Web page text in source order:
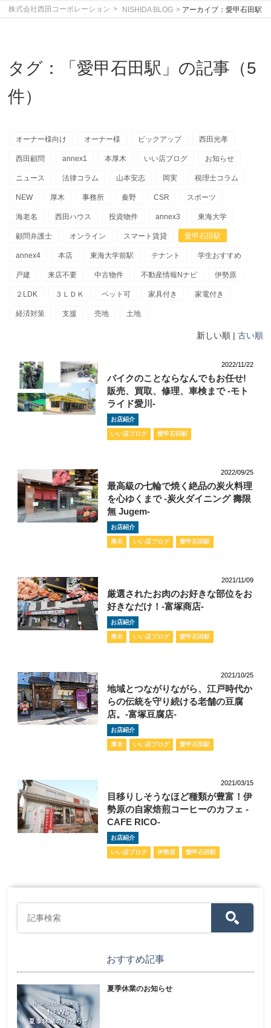
株式会社西田コーポレーション NISHIDA BLOG アーカイブ：愛甲石田駅
タグ：「愛甲石田駅」の記事（5
件）
オーナー様向け オーナー様 ピックアップ 西田光孝
西田顧問 annex1 本厚木 いい店ブログ お知らせ
ニュース 法律コラム 山本安志 岡実 税理士コラム
NEW 厚木 事務所 秦野 CSR スポーツ
海老名 西田ハウス 投資物件 annex3 東海大学
顧問弁護士 オンライン スマート賃貸 愛甲石田駅
annex4 本店 東海大学前駅 テナント 学生おすすめ
戸建 来店不要 中古物件 不動産情報Nナビ 伊勢原
２LDK ３ＬＤＫ ペット可 家具付き 家電付き
経済対策 支援 売地 土地
新しい順 | 古い順
2022/11/22
バイクのことならなんでもお任せ!
販売、買取、修理、車検まで -モト
ライド愛川-
お店紹介
いい店ブログ 愛甲石田駅
2022/09/25
最高級の七輪で焼く絶品の炭火料理
を心ゆくまで -炭火ダイニング 壽限
無 Jugem-
お店紹介
厚木 いい店ブログ 愛甲石田駅
2021/11/09
厳選されたお肉のお好きな部位をお
好きなだけ！-富塚商店-
お店紹介
厚木 いい店ブログ 愛甲石田駅
2021/10/25
地域とつながりながら、江戸時代か
らの伝統を守り続ける老舗の豆腐
店。-富塚豆腐店-
お店紹介
厚木 いい店ブログ 愛甲石田駅
2021/03/15
目移りしそうなほど種類が豊富！伊
勢原の自家焙煎コーヒーのカフェ -
CAFE RICO-
お店紹介
いい店ブログ 伊勢原 愛甲石田駅
おすすめ記事
夏季休業のお知らせ